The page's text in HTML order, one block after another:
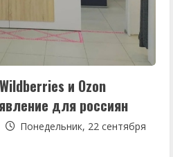
и Ozon
для россиян
Понедельник, 22 сентября